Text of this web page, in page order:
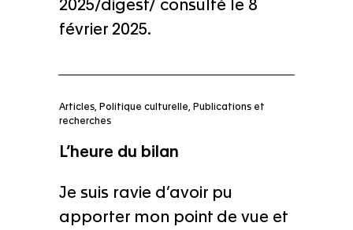
2025/digest/ consulté le 8
février 2025.
Articles Politique culturelle
Publications et
recherches
L’heure du bilan
Je suis ravie d’avoir pu
apporter mon point de vue et